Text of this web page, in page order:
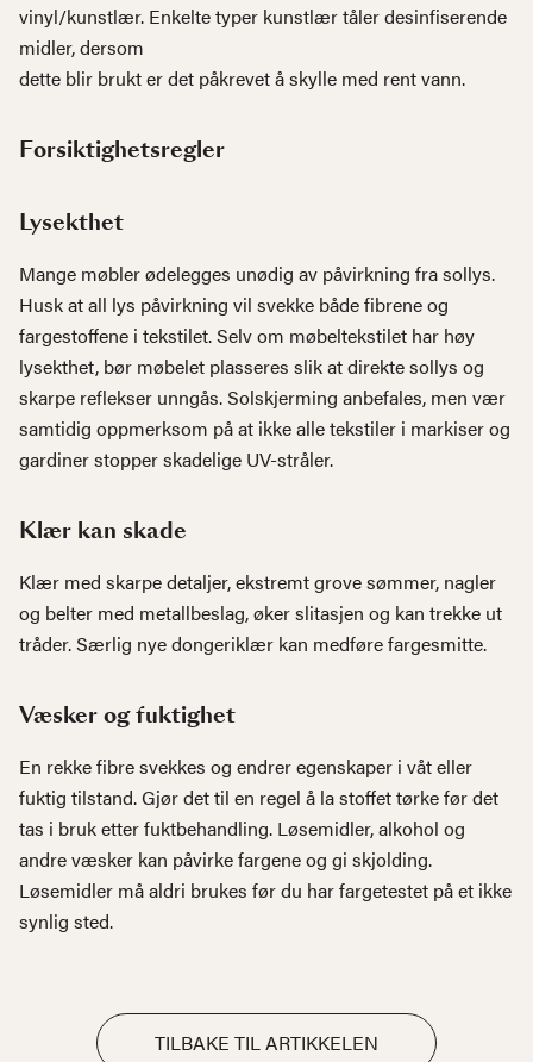
vinyl/kunstlær. Enkelte typer kunstlær tåler desinfiserende
midler, dersom
dette blir brukt er det påkrevet å skylle med rent vann.
Forsiktighetsregler
Lysekthet
Mange møbler ødelegges unødig av påvirkning fra sollys.
Husk at all lys påvirkning vil svekke både fibrene og
fargestoffene i tekstilet. Selv om møbeltekstilet har høy
lysekthet, bør møbelet plasseres slik at direkte sollys og
skarpe reflekser unngås. Solskjerming anbefales, men vær
samtidig oppmerksom på at ikke alle tekstiler i markiser og
gardiner stopper skadelige UV-stråler.
Klær kan skade
Klær med skarpe detaljer, ekstremt grove sømmer, nagler
og belter med metallbeslag, øker slitasjen og kan trekke ut
tråder. Særlig nye dongeriklær kan medføre fargesmitte.
Væsker og fuktighet
En rekke fibre svekkes og endrer egenskaper i våt eller
fuktig tilstand. Gjør det til en regel å la stoffet tørke før det
tas i bruk etter fuktbehandling. Løsemidler, alkohol og
andre væsker kan påvirke fargene og gi skjolding.
Løsemidler må aldri brukes før du har fargetestet på et ikke
synlig sted.
TILBAKE TIL ARTIKKELEN